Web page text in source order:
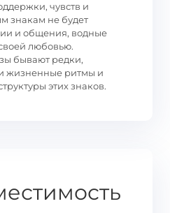
чувств и
знакам не будет
и общения, водные
любовью.
бывают редки,
жизненные ритмы и
этих знаков.